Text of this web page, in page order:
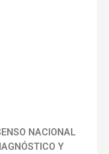
NACIONAL
Y